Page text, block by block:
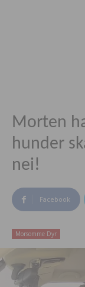
Morten
hunder
nei!
Facebook
Morsomme Dyr